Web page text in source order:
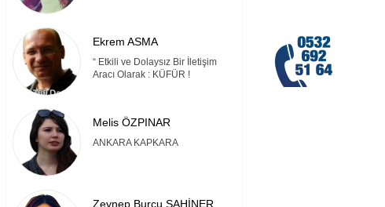
Ekrem ASMA
“ Etkili ve Dolaysız Bir İletişim
Aracı Olarak : KÜFÜR !
Melis ÖZPINAR
ANKARA KAPKARA
Zeynep Burcu ŞAHİNER